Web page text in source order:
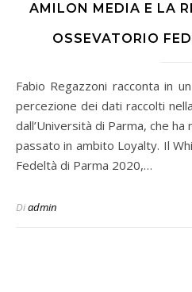
AMILON MEDIA E LA
OSSEVATORIO
Fabio Regazzoni racconta in un articolo di LinkedIn la sua
percezione dei dati raccolti
dall’Università di Parma, che
passato in ambito Loyalty. Il
Fedeltà di Parma 2020,…
Diadmin